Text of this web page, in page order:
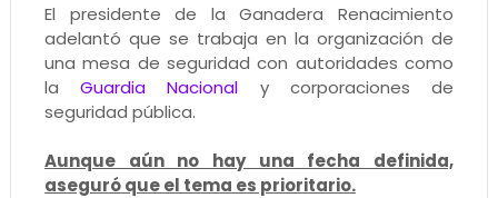
El presidente de la Ganadera Renacimiento
adelantó que se trabaja en la organización de
una mesa de seguridad con autoridades como
laGuardia Nacional y corporaciones de
seguridad pública.
Aunque aún no hay una fecha definida,
aseguró que el tema es prioritario.